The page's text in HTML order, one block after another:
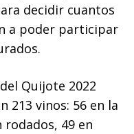
decidir cuantos
a poder participar
Quijote 2022
213 vinos: 56 en la
rodados, 49 en